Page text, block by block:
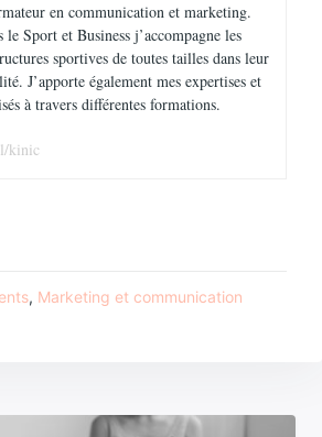
en communication et marketing.
le Sport et Business j’accompagne les
sportives de toutes tailles dans leur
J’apporte également mes expertises et
à travers différentes formations.
kinic
, Marketing et communication